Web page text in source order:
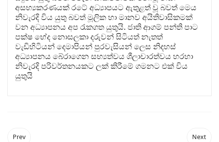
අසභ්‍යකරණයක් රටේ අධ්‍යාපයට ඇතුළත් වූ බවත් මෙය
නිවැරදි විය යුතු බවත් මූලික හා මානව අයිතිවාසිකමක්
වන අධ්‍යාපනය අප රැකගත යුතුයි. ජාති ආගම් පන්ති පාට
පක්ෂ භේද නොසලකා දරුවන් සිටියත් නැතත්
වැඩිහිටියන් දෙමාපියන් පුරවැසියන් ලෙස නිදහස්
අධ්‍යාපනය බේරාගෙන සභ්‍යත්වය ශීලාචාරත්වය හරහා
නිවැරදි පරිවර්තනයකට ලක් කිරීමේ ගමනට එක් විය
යුතුයි
Prev Next